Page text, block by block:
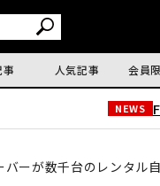
事 人気記事 会員
NEWS
バーが数千台のレンタル